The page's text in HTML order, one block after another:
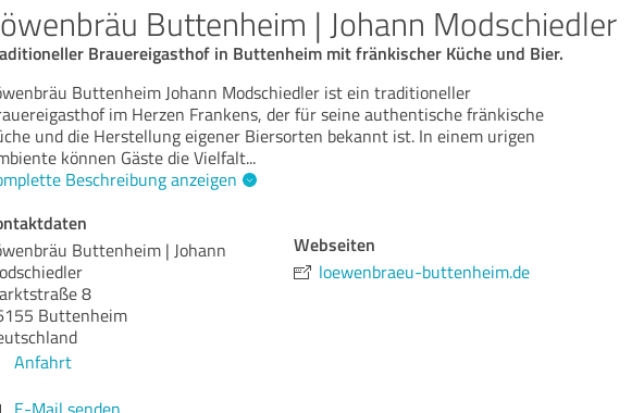
Buttenheim | Johann Modschiedler
Brauereigasthof in Buttenheim mit fränkischer Küche und Bier.
Buttenheim Johann Modschiedler ist ein traditioneller
im Herzen Frankens, der für seine authentische fränkische
und die Herstellung eigener Biersorten bekannt ist. In einem urigen
können Gäste die Vielfalt...
Beschreibung anzeigen
Buttenheim | Johann
8
Buttenheim
Anfahrt
Webseiten
loewenbraeu-buttenheim.de